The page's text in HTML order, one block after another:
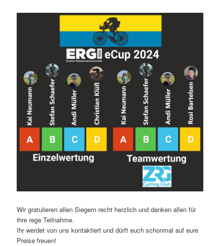
Wir gratulieren allen Siegern recht herzlich und danken allen für
ihre rege Teilnahme.
Ihr werdet von uns kontaktiert und dürft euch schonmal auf eure
Preise freuen!